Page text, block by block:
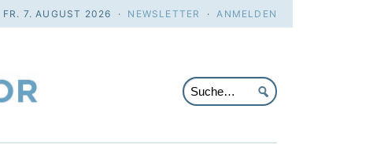
FR. 7. AUGUST 2026 · NEWSLETTER ·ANMELDEN